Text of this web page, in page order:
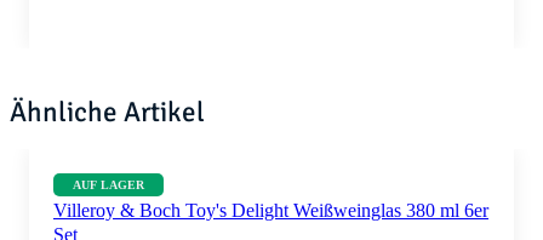
Ähnliche Artikel
AUF LAGER
Villeroy & Boch Toy's Delight Weißweinglas 380 ml 6er
Set